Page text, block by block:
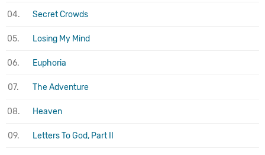
04. Secret Crowds
05. Losing My Mind
06. Euphoria
07. The Adventure
08. Heaven
09. Letters To God, Part II